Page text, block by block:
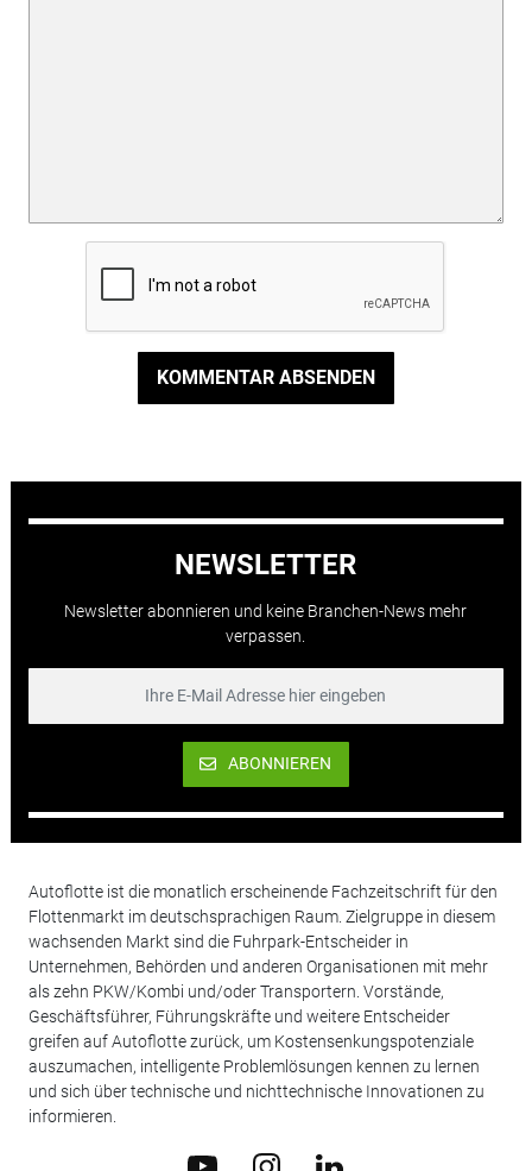
KOMMENTAR ABSENDEN
NEWSLETTER
Newsletter abonnieren und keine Branchen-News mehr
verpassen.
ABONNIEREN
Autoflotte ist die monatlich erscheinende Fachzeitschrift für den
Flottenmarkt im deutschsprachigen Raum. Zielgruppe in diesem
wachsenden Markt sind die Fuhrpark-Entscheider in
Unternehmen, Behörden und anderen Organisationen mit mehr
als zehn PKW/Kombi und/oder Transportern. Vorstände,
Geschäftsführer, Führungskräfte und weitere Entscheider
greifen auf Autoflotte zurück, um Kostensenkungspotenziale
auszumachen, intelligente Problemlösungen kennen zu lernen
und sich über technische und nichttechnische Innovationen zu
informieren.